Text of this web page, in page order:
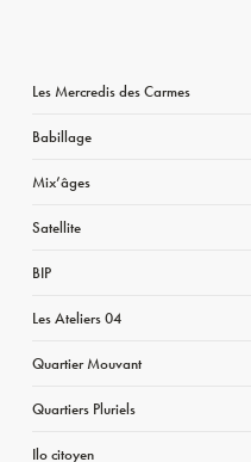
Les Mercredis des Carmes
Babillage
Mix’âges
Satellite
BIP
Les Ateliers 04
Quartier Mouvant
Quartiers Pluriels
Ilo citoyen